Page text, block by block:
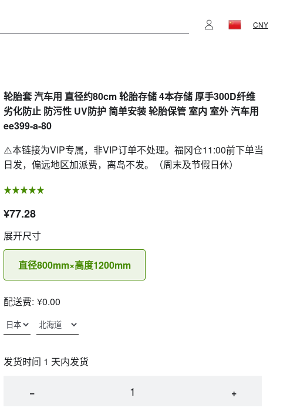
CNY
轮胎套 汽车用 直径约80cm 轮胎存储 4本存储 厚手300D纤维
劣化防止 防污性 UV防护 简单安装 轮胎保管 室内 室外 汽车用
ee399-a-80
⚠️本链接为VIP专属，非VIP订单不处理。福冈仓11:00前下单当
日发，偏远地区加派费，离岛不发。（周末及节假日休）
¥77.28
展开尺寸
直径800mm×高度1200mm
配送费: ¥0.00
发货时间 1 天内发货
− +